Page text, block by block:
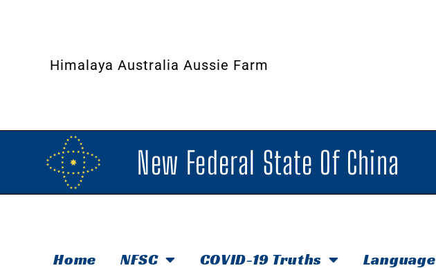
Himalaya Australia Aussie Farm
New Federal State Of China
Home NFSC COVID-19 Truths Language